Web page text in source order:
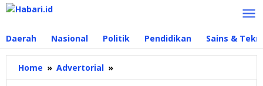
Lewati
Daerah Nasional Politik Pendidikan Sains &
Home » Advertorial »
Pengembangan